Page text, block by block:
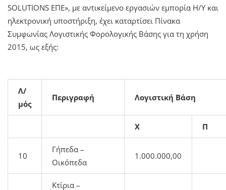
SOLUTIONS ΕΠΕ», με αντικείμενο εργασιών εμπορία Η/Υ και
ηλεκτρονική υποστήριξη, έχει καταρτίσει Πίνακα
Συμφωνίας Λογιστικής Φορολογικής Βάσης για τη χρήση
2015, ως εξής:
Λ/
μός
Περιγραφή Λογιστική Βάση
X Π
10
Γήπεδα –
Οικόπεδα
1.000.000,00
Κτίρια –